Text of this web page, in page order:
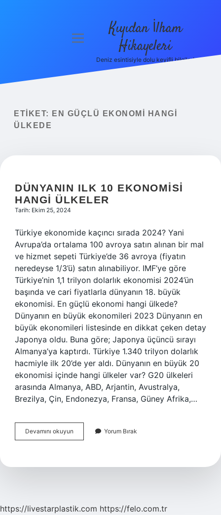
Yasal Uyarı
menüyü
Kıyıdan İlham
Hikayeleri
Deniz esintisiyle dolu keyifli bilgiler!
ETIKET:
EN GÜÇLÜ EKONOMI HANGI
ÜLKEDE
DÜNYANIN ILK 10 EKONOMISI
HANGI ÜLKELER
Tarih: Ekim 25, 2024
Türkiye ekonomide kaçıncı sırada 2024? Yani
Avrupa’da ortalama 100 avroya satın alınan bir mal
ve hizmet sepeti Türkiye’de 36 avroya (fiyatın
neredeyse 1/3’ü) satın alınabiliyor. IMF’ye göre
Türkiye’nin 1,1 trilyon dolarlık ekonomisi 2024’ün
başında ve cari fiyatlarla dünyanın 18. büyük
ekonomisi. En güçlü ekonomi hangi ülkede?
Dünyanın en büyük ekonomileri 2023 Dünyanın en
büyük ekonomileri listesinde en dikkat çeken detay
Japonya oldu. Buna göre; Japonya üçüncü sırayı
Almanya’ya kaptırdı. Türkiye 1.340 trilyon dolarlık
hacmiyle ilk 20’de yer aldı. Dünyanın en büyük 20
ekonomisi içinde hangi ülkeler var? G20 ülkeleri
arasında Almanya, ABD, Arjantin, Avustralya,
Brezilya, Çin, Endonezya, Fransa, Güney Afrika,…
Devamını okuyun Dünyanın
Ilk
Hangi
Yorum Bırak
https://livestarplastik.com https://felo.com.tr